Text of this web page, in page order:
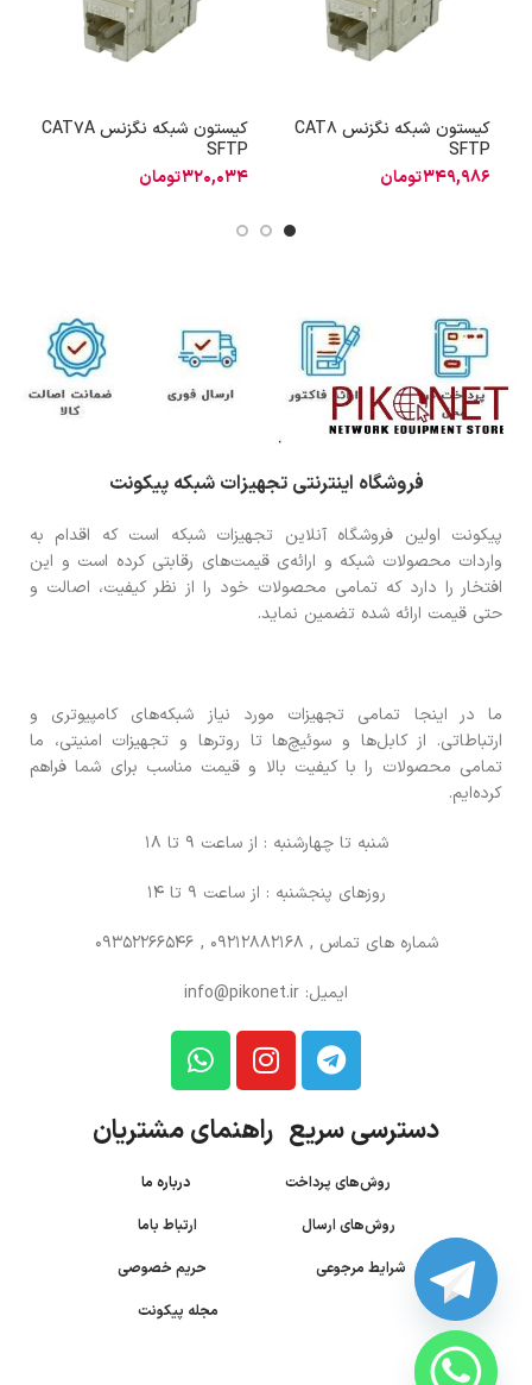
کیستون شبکه نگزنس CAT8
SFTP
349,986تومان
کیستون شبکه نگزنس CAT7A
SFTP
320,034تومان
فروشگاه اینترنتی تجهیزات شبکه پیکونت
پیکونت اولین فروشگاه آنلاین تجهیزات شبکه است که اقدام به
واردات محصولات شبکه و ارائه‌ی قیمت‌های رقابتی کرده است و این
افتخار را دارد که تمامی محصولات خود را از نظر کیفیت، اصالت و
حتی قیمت ارائه شده تضمین نماید.
ما در اینجا تمامی تجهیزات مورد نیاز شبکه‌های کامپیوتری و
ارتباطاتی. از کابل‌ها و سوئیچ‌ها تا روترها و تجهیزات امنیتی، ما
تمامی محصولات را با کیفیت بالا و قیمت مناسب برای شما فراهم
کرده‌ایم.
شنبه تا چهارشنبه : از ساعت 9 تا 18
روزهای پنجشنبه : از ساعت 9 تا 14
شماره های تماس , 09212882168 , 09352266546
ایمیل: info@pikonet.ir
دسترسی سریع راهنمای مشتریان
روش‌های پرداخت درباره ما
روش‌های ارسال
ارتباط باما
شرایط مرجوعی
حریم خصوصی
مجله پیکونت